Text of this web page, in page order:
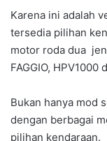
Karena ini adalah
tersedia pilihan
motor roda dua
FAGGIO, HPV1000
Bukan hanya mod
dengan berbagai
pilihan kendaraan.